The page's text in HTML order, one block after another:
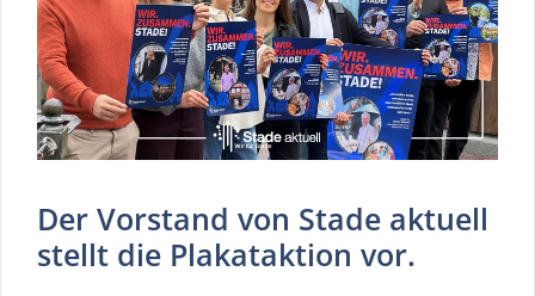
Der Vorstand von Stade aktuell
stellt die Plakataktion vor.